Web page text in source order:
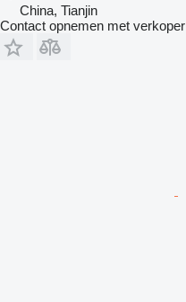
China, Tianjin
Contact opnemen met verkoper